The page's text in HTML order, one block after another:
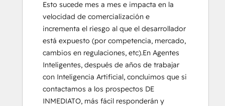
Esto sucede mes a mes e impacta en la
velocidad de comercialización e
incrementa el riesgo al que el desarrollador
está expuesto (por competencia, mercado,
cambios en regulaciones, etc).En Agentes
Inteligentes, después de años de trabajar
con Inteligencia Artificial, concluimos que si
contactamos a los prospectos DE
INMEDIATO, más fácil responderán y